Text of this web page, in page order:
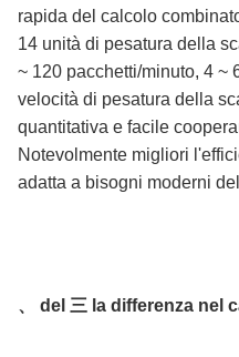
rapida del calcolo
14 unità di pesatura della
~ 120 pacchetti/minuto, 4 ~
velocità di pesatura della
quantitativa e facile
Notevolmente migliori
adatta a bisogni moderni
、 del 三 la differenza nel